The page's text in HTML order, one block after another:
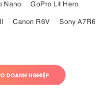
Nano
GoPro Lit Hero
Canon R6V
Sony A7R6